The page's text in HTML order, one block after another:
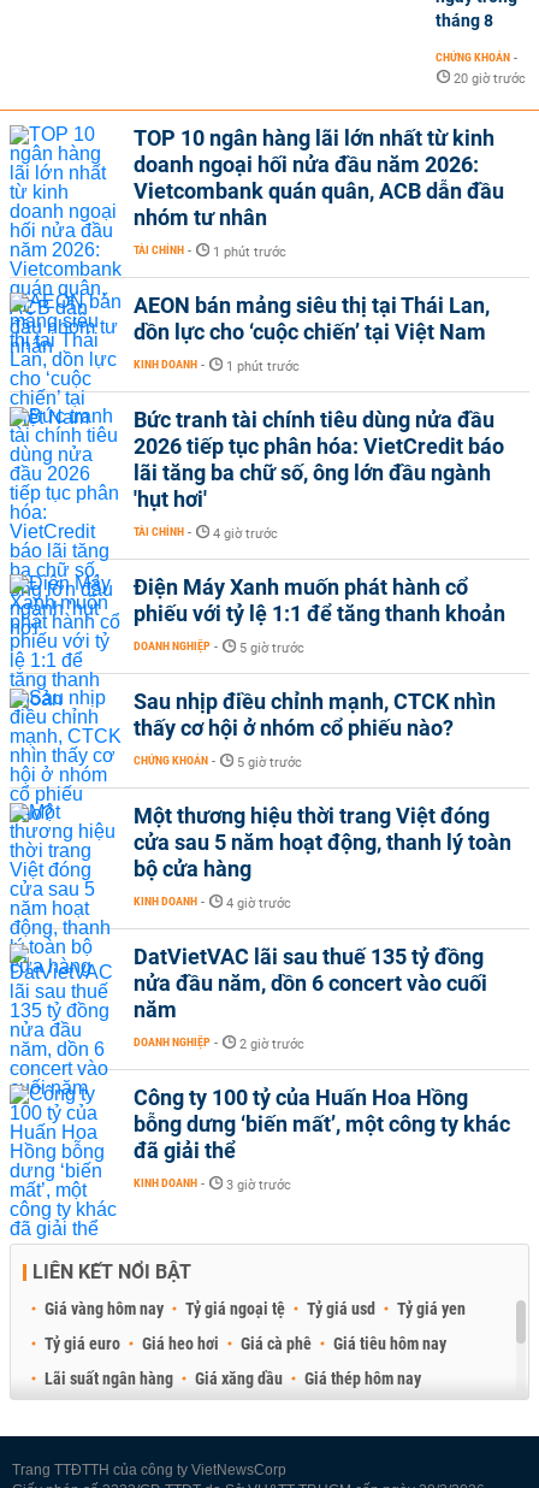
tháng 8
CHỨNG KHOÁN -
20 giờ trước
TOP 10 ngân hàng lãi lớn nhất từ kinh
doanh ngoại hối nửa đầu năm 2026:
Vietcombank quán quân, ACB dẫn đầu
nhóm tư nhân
TÀI CHÍNH - 1 phút trước
AEON bán mảng siêu thị tại Thái Lan,
dồn lực cho ‘cuộc chiến’ tại Việt Nam
KINH DOANH - 1 phút trước
Bức tranh tài chính tiêu dùng nửa đầu
2026 tiếp tục phân hóa: VietCredit báo
lãi tăng ba chữ số, ông lớn đầu ngành
'hụt hơi'
TÀI CHÍNH - 4 giờ trước
Điện Máy Xanh muốn phát hành cổ
phiếu với tỷ lệ 1:1 để tăng thanh khoản
DOANH NGHIỆP - 5 giờ trước
Sau nhịp điều chỉnh mạnh, CTCK nhìn
thấy cơ hội ở nhóm cổ phiếu nào?
CHỨNG KHOÁN - 5 giờ trước
Một thương hiệu thời trang Việt đóng
cửa sau 5 năm hoạt động, thanh lý toàn
bộ cửa hàng
KINH DOANH - 4 giờ trước
DatVietVAC lãi sau thuế 135 tỷ đồng
nửa đầu năm, dồn 6 concert vào cuối
năm
DOANH NGHIỆP - 2 giờ trước
Công ty 100 tỷ của Huấn Hoa Hồng
bỗng dưng ‘biến mất’, một công ty khác
đã giải thể
KINH DOANH - 3 giờ trước
LIÊN KẾT NỔI BẬT
Giá vàng hôm nay Tỷ giá ngoại tệ Tỷ giá usd
Tỷ giá yen
Tỷ giá euro
Giá heo hơi Giá cà phê
Giá tiêu hôm nay
Lãi suất ngân hàng
Giá xăng dầu
Giá thép hôm nay
Trang TTĐTTH của công ty VietNewsCorp